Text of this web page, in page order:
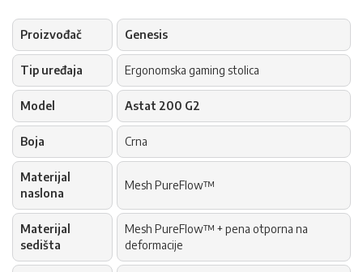
Proizvođač Genesis
Tip uređaja Ergonomska gaming stolica
Model Astat 200 G2
Boja Crna
Materijal
naslona
Mesh PureFlow™
Materijal
sedišta
Mesh PureFlow™ + pena otporna na
deformacije